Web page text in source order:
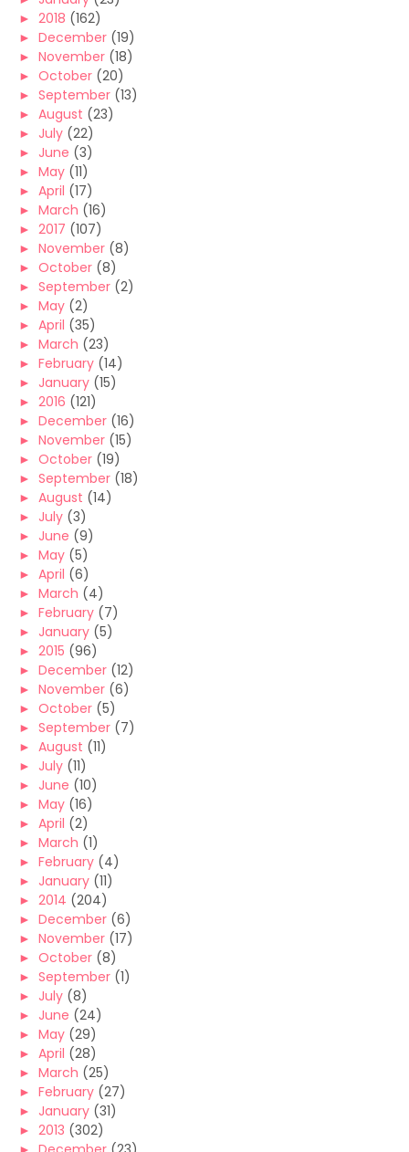
► 2018 (162)
► December (19)
► November (18)
► October (20)
► September (13)
► August (23)
► July (22)
► June (3)
► May (11)
► April (17)
► March (16)
► 2017 (107)
► November (8)
► October (8)
► September (2)
► May (2)
► April (35)
► March (23)
► February (14)
► January (15)
► 2016 (121)
► December (16)
► November (15)
► October (19)
► September (18)
► August (14)
► July (3)
► June (9)
► May (5)
► April (6)
► March (4)
► February (7)
► January (5)
► 2015 (96)
► December (12)
► November (6)
► October (5)
► September (7)
► August (11)
► July (11)
► June (10)
► May (16)
► April (2)
► March (1)
► February (4)
► January (11)
► 2014 (204)
► December (6)
► November (17)
► October (8)
► September (1)
► July (8)
► June (24)
► May (29)
► April (28)
► March (25)
► February (27)
► January (31)
► 2013 (302)